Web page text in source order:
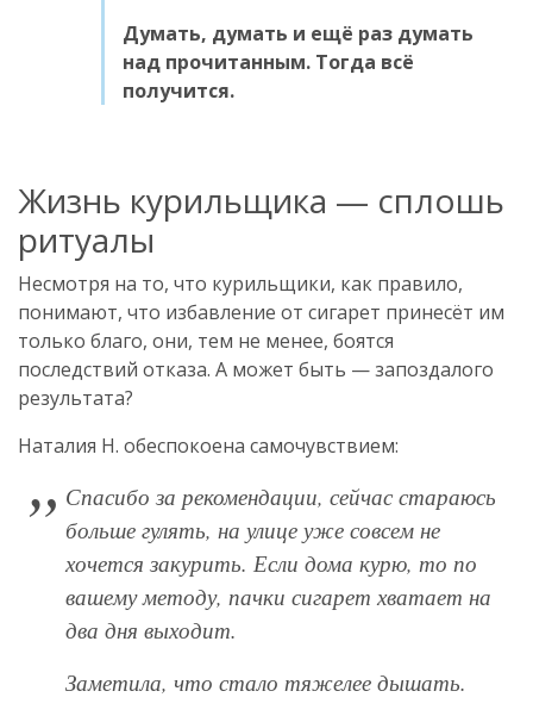
Думать, думать и ещё раз думать
над прочитанным. Тогда всё
получится.
Жизнь курильщика — сплошь
ритуалы
Несмотря на то, что курильщики, как правило,
понимают, что избавление от сигарет принесёт им
только благо, они, тем не менее, боятся
последствий отказа. А может быть — запоздалого
результата?
Наталия Н. обеспокоена самочувствием:
Спасибо за рекомендации, сейчас стараюсь
больше гулять, на улице уже совсем не
хочется закурить. Если дома курю, то по
вашему методу, пачки сигарет хватает на
два дня выходит.
Заметила, что стало тяжелее дышать.